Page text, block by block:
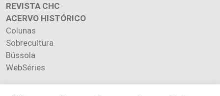
REVISTA CHC
ACERVO HISTÓRICO
Colunas
Sobrecultura
Bússola
WebSéries